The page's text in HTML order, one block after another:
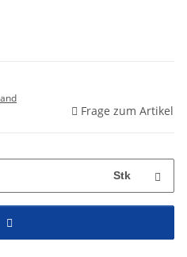
Frage zum Artikel
Stk